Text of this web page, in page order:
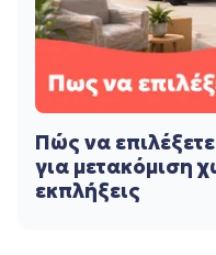
Πώς να
για μετακόμιση
εκπλήξεις